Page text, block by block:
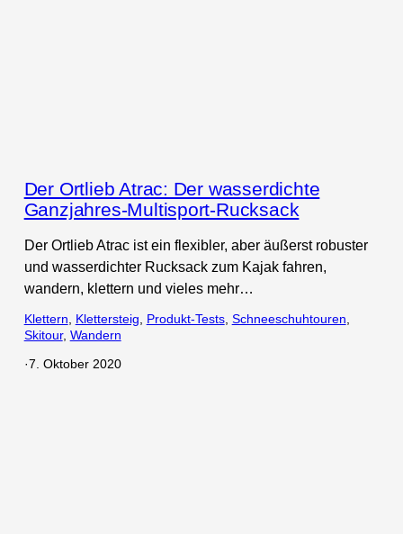
Der Ortlieb Atrac: Der wasserdichte
Ganzjahres-Multisport-Rucksack
Der Ortlieb Atrac ist ein flexibler, aber äußerst robuster
und wasserdichter Rucksack zum Kajak fahren,
wandern, klettern und vieles mehr…
Klettern, Klettersteig, Produkt-Tests, Schneeschuhtouren
Skitour, Wandern
·7. Oktober 2020